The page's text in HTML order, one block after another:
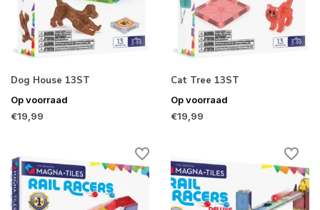
Dog House 13ST
Op voorraad
€19,99
Cat Tree 13ST
Op voorraad
€19,99